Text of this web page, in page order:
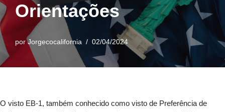
Orientações
porJorgecocalifornia 02/04/2024
O visto EB-1, também conhecido como visto de Preferência de